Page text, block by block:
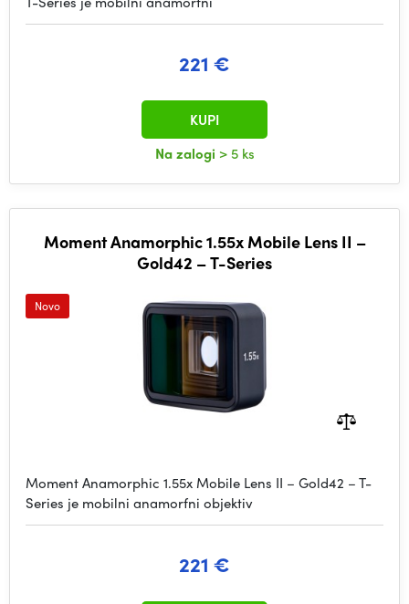
221 €
Na zalogi > 5 ks
KUPI
Moment Anamorphic 1.55x Mobile Lens II –
Gold42 – T-Series
Novo
Moment Anamorphic 1.55x Mobile Lens II – Gold42 – T-
Series je mobilni anamorfni objektiv
221 €